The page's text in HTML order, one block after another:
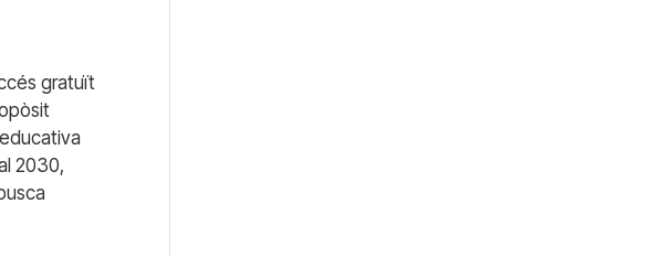
gratuït
2030,